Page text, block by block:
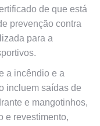
de que está
prevenção contra
para a
a incêndio e a
incluem saídas de
e mangotinhos,
e revestimento,